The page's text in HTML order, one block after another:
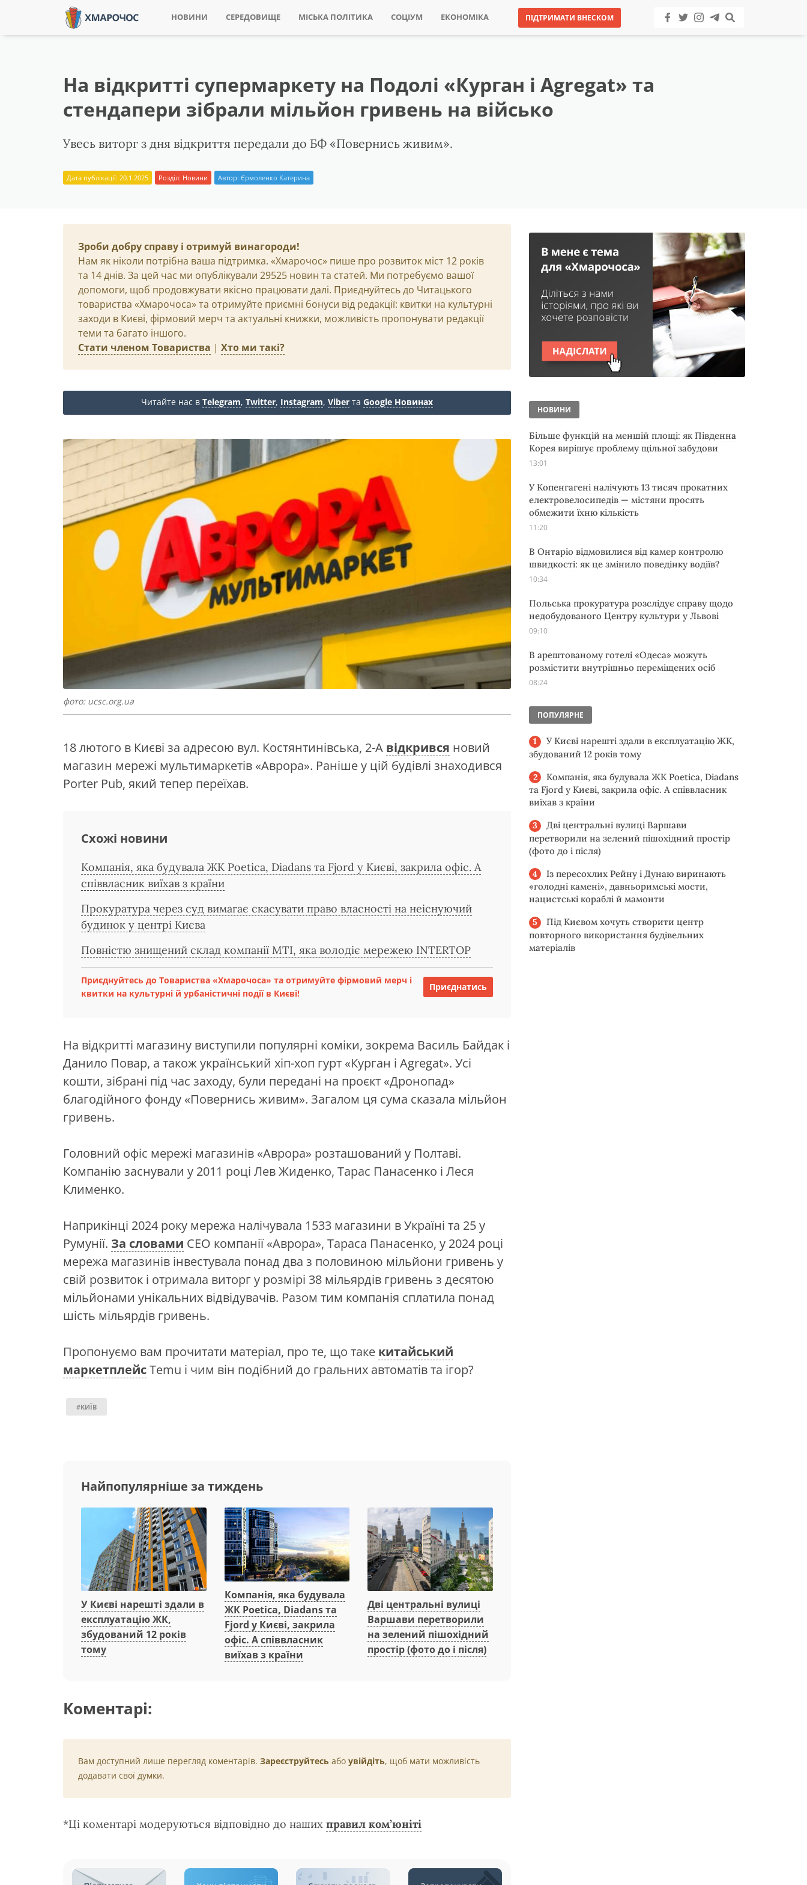
НОВИНИ СЕРЕДОВИЩЕ МІСЬКА ПОЛІТИКА СОЦІУМ ЕКОНОМІКА ПІДТРИМАТИ ВНЕСКОМ
На відкритті супермаркету на Подолі «Курган і Agregat» та
стендапери зібрали мільйон гривень на військо
Увесь виторг з дня відкриття передали до БФ «Повернись живим».
Дата публікації: 20.1.2025 Розділ: Новини Автор: Єрмоленко Катерина
Зроби добру справу і отримуй винагороди!
Нам як ніколи потрібна ваша підтримка. «Хмарочос» пише про розвиток міст 12 років
та 14 днів. За цей час ми опублікували 29525 новин та статей. Ми потребуємо вашої
допомоги, щоб продовжувати якісно працювати далі. Приєднуйтесь до Читацького
товариства «Хмарочоса» та отримуйте приємні бонуси від редакції: квитки на культурні
заходи в Києві, фірмовий мерч та актуальні книжки, можливість пропонувати редакції
теми та багато іншого.
Стати членом Товариства | Хто ми такі?
Читайте нас в Telegram, Twitter, Instagram, Viber та Google Новинах
фото: ucsc.org.ua
18 лютого в Києві за адресою вул. Костянтинівська, 2-А відкрився новий
магазин мережі мультимаркетів «Аврора». Раніше у цій будівлі знаходився
Porter Pub, який тепер переїхав.
Схожі новини
Компанія, яка будувала ЖК Poetica, Diadans та Fjord у Києві, закрила офіс. А
співвласник виїхав з країни
Прокуратура через суд вимагає скасувати право власності на неіснуючий
будинок у центрі Києва
Повністю знищений склад компанії MTI, яка володіє мережею INTERTOP
Приєднуйтесь до Товариства «Хмарочоса» та отримуйте фірмовий мерч і
квитки на культурні й урбаністичні події в Києві!
Приєднатись
На відкритті магазину виступили популярні коміки, зокрема Василь Байдак і
Данило Повар, а також український хіп-хоп гурт «Курган і Agregat». Усі
кошти, зібрані під час заходу, були передані на проєкт «Дронопад»
благодійного фонду «Повернись живим». Загалом ця сума сказала мільйон
гривень.
Головний офіс мережі магазинів «Аврора» розташований у Полтаві.
Компанію заснували у 2011 році Лев Жиденко, Тарас Панасенко і Леся
Клименко.
Наприкінці 2024 року мережа налічувала 1533 магазини в Україні та 25 у
Румунії. За словами СЕО компанії «Аврора», Тараса Панасенко, у 2024 році
мережа магазинів інвестувала понад два з половиною мільйони гривень у
свій розвиток і отримала виторг у розмірі 38 мільярдів гривень з десятою
мільйонами унікальних відвідувачів. Разом тим компанія сплатила понад
шість мільярдів гривень.
Пропонуємо вам прочитати матеріал, про те, що таке китайський
маркетплейсTemu і чим він подібний до гральних автоматів та ігор?
#КИЇВ
Найпопулярніше за тиждень
У Києві нарешті здали в
експлуатацію ЖК,
збудований 12 років
тому
Компанія, яка будувала
ЖК Poetica, Diadans та
Fjord у Києві, закрила
офіс. А співвласник
виїхав з країни
Дві центральні вулиці
Варшави перетворили
на зелений пішохідний
простір (фото до і після)
Коментарі:
Вам доступний лише перегляд коментарів. Зареєструйтесь або увійдіть, щоб мати можливість
додавати свої думки.
*Ці коментарі модеруються відповідно до наших правил ком’юніті
НОВИНИ
Більше функцій на меншій площі: як Південна
Корея вирішує проблему щільної забудови
13:01
У Копенгагені налічують 13 тисяч прокатних
електровелосипедів — містяни просять
обмежити їхню кількість
11:20
В Онтаріо відмовилися від камер контролю
швидкості: як це змінило поведінку водіїв?
10:34
Польська прокуратура розслідує справу щодо
недобудованого Центру культури у Львові
09:10
В арештованому готелі «Одеса» можуть
розмістити внутрішньо переміщених осіб
08:24
ПОПУЛЯРНЕ
У Києві нарешті здали в експлуатацію ЖК,
збудований 12 років тому
Компанія, яка будувала ЖК Poetica, Diadans
та Fjord у Києві, закрила офіс. А співвласник
виїхав з країни
Дві центральні вулиці Варшави
перетворили на зелений пішохідний простір
(фото до і після)
Із пересохлих Рейну і Дунаю виринають
«голодні камені», давньоримські мости,
нацистські кораблі й мамонти
Під Києвом хочуть створити центр
повторного використання будівельних
матеріалів